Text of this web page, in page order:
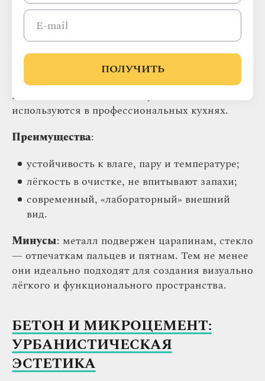
Столешницы из металла (нержавеющей стали)
и закалённого стекла — выбор для кухонь в
стилях лофт, минимализм, хай-тек или
индустриальный. Эти материалы отличаются
термостойкостью, влагостойкостью и высокой
гигиеничностью — поэтому часто
используются в профессиональных кухнях.
Преимущества:
устойчивость к влаге, пару и температуре;
лёгкость в очистке, не впитывают запахи;
современный, «лабораторный» внешний
вид.
Минусы: металл подвержен царапинам, стекло
— отпечаткам пальцев и пятнам. Тем не менее
они идеально подходят для создания визуально
лёгкого и функционального пространства.
БЕТОН И МИКРОЦЕМЕНТ:
УРБАНИСТИЧЕСКАЯ
ЭСТЕТИКА
ПОЛУЧИТЬ